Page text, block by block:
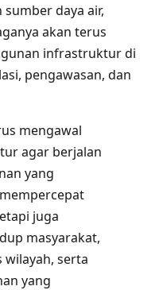
daya air,
akan terus
infrastruktur di
pengawasan, dan
mengawal
agar berjalan
yang
juga
masyarakat,
serta
yang